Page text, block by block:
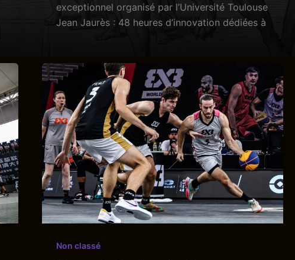
exceptionnel organisé par l’Université Toulouse
Jean Jaurès : 48 heures d’innovation dédiées à
Non classé